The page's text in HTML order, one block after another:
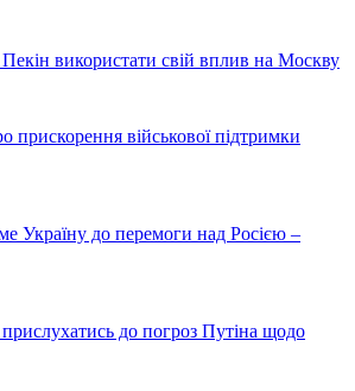
використати свій вплив на Москву
прискорення військової підтримки
Україну до перемоги над Росією –
до погроз Путіна щодо